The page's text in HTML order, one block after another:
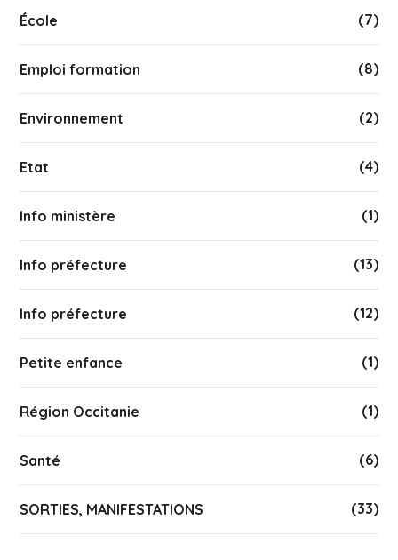
École (7)
Emploi formation (8)
Environnement (2)
Etat (4)
Info ministère (1)
Info préfecture (13)
Info préfecture (12)
Petite enfance (1)
Région Occitanie (1)
Santé (6)
SORTIES, MANIFESTATIONS (33)